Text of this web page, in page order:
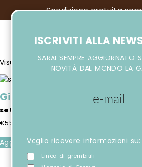
Spedizione gratuita
Visualizzazione del risultato
Giochi
set prince and princess
€55,00
Aggiungi al carrello
ISCRIVITI ALLA
SARAI SEMPRE AGGIORNATO
NOVITÀ DAL MONDO LA
Voglio ricevere informazioni su:
Linea di grembiuli